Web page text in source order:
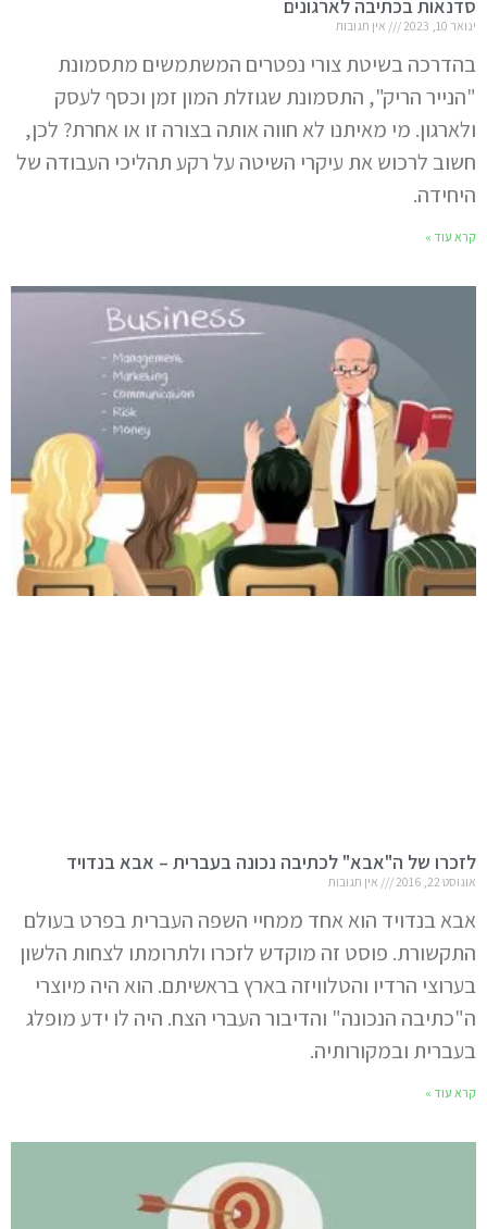
סדנאות בכתיבה לארגונים
ינואר 10, 2023 אין תגובות
בהדרכה בשיטת צורי נפטרים המשתמשים מתסמונת
"הנייר הריק", התסמונת שגוזלת המון זמן וכסף לעסק
ולארגון. מי מאיתנו לא חווה אותה בצורה זו או אחרת? לכן,
חשוב לרכוש את עיקרי השיטה על רקע תהליכי העבודה של
היחידה.
קרא עוד »
לזכרו של ה"אבא" לכתיבה נכונה בעברית – אבא בנדויד
אוגוסט 22, 2016 אין תגובות
אבא בנדויד הוא אחד ממחיי השפה העברית בפרט בעולם
התקשורת. פוסט זה מוקדש לזכרו ולתרומתו לצחות הלשון
בערוצי הרדיו והטלוויזה בארץ בראשיתם. הוא היה מיוצרי
ה"כתיבה הנכונה" והדיבור העברי הצח. היה לו ידע מופלג
בעברית ובמקורותיה.
קרא עוד »